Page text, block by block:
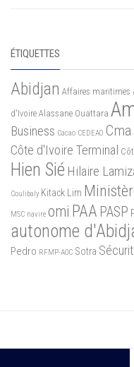
ÉTIQUETTES
Abidjan Affaires maritimes
d'Ivoire Alassane Ouattara
Business Cacao CEDEAO
Côte d'Ivoire Terminal
Hien Sié Hilaire
Coulibaly Kitack Lim
MSC navire omi PAA PASP
autonome
Pedro RFMP-AOC Sotra